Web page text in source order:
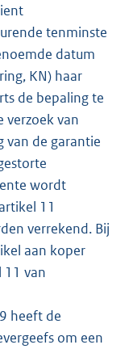
tenminste
datum
KN) haar
de bepaling te
verzoek van
van de garantie
wordt
11
verrekend. Bij
aan koper
11 van
heeft de
om een